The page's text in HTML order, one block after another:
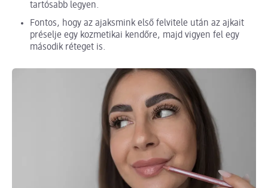
tartósabb legyen.
Fontos, hogy az ajaksmink első felvitele után az ajkait
préselje egy kozmetikai kendőre, majd vigyen fel egy
második réteget is.